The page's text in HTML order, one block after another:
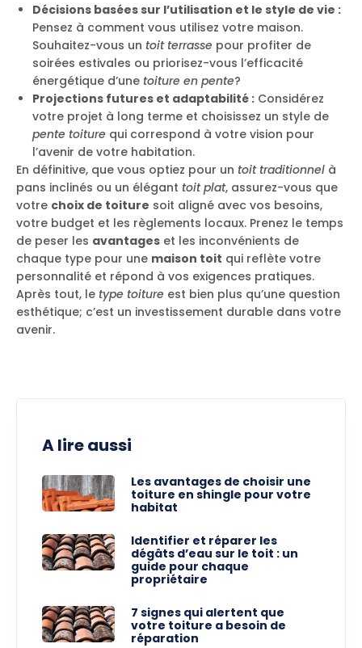
Décisions basées sur l’utilisation et le style de vie :
Pensez à comment vous utilisez votre maison.
Souhaitez-vous un toit terrasse pour profiter de
soirées estivales ou priorisez-vous l’efficacité
énergétique d’une toiture en pente?
Projections futures et adaptabilité : Considérez
votre projet à long terme et choisissez un style de
pente toiture qui correspond à votre vision pour
l’avenir de votre habitation.
En définitive, que vous optiez pour un toit traditionnel à
pans inclinés ou un élégant toit plat, assurez-vous que
votre choix de toiture soit aligné avec vos besoins,
votre budget et les règlements locaux. Prenez le temps
de peser les avantages et les inconvénients de
chaque type pour une maison toit qui reflète votre
personnalité et répond à vos exigences pratiques.
Après tout, le type toiture est bien plus qu’une question
esthétique; c’est un investissement durable dans votre
avenir.
A lire aussi
Les avantages de choisir une
toiture en shingle pour votre
habitat
Identifier et réparer les
dégâts d’eau sur le toit : un
guide pour chaque
propriétaire
7 signes qui alertent que
votre toiture a besoin de
réparation